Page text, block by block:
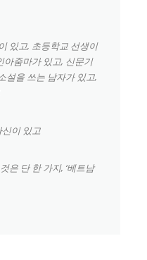
있고, 초등학교 선생이
아줌마가 있고, 신문기
설을 쓰는 남자가 있고,
이 있고
은 단 한 가지, ‘베트남